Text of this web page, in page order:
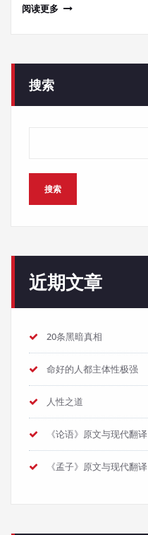
阅读更多
搜索
搜索
近期文章
20条黑暗真相
命好的人都主体性极强
人性之道
《论语》原文与现代翻译
《孟子》原文与现代翻译